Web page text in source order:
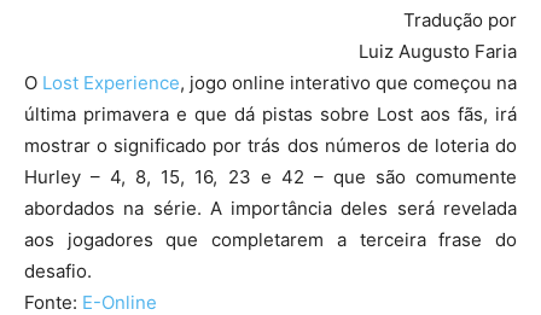
Tradução por
Luiz Augusto Faria
O Lost Experience, jogo online interativo que começou na
última primavera e que dá pistas sobre Lost aos fãs, irá
mostrar o significado por trás dos números de loteria do
Hurley – 4, 8, 15, 16, 23 e 42 – que são comumente
abordados na série. A importância deles será revelada
aos jogadores que completarem a terceira frase do
desafio.
Fonte: E-Online